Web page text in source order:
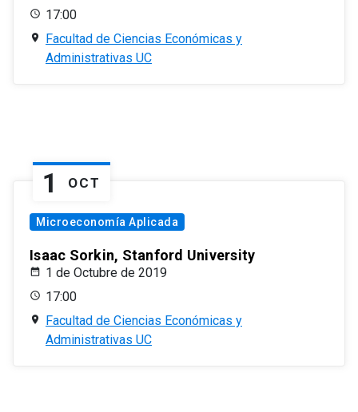
17:00
Facultad de Ciencias Económicas y
Administrativas UC
1 OCT
Microeconomía Aplicada
Isaac Sorkin, Stanford University
1 de Octubre de 2019
17:00
Facultad de Ciencias Económicas y
Administrativas UC